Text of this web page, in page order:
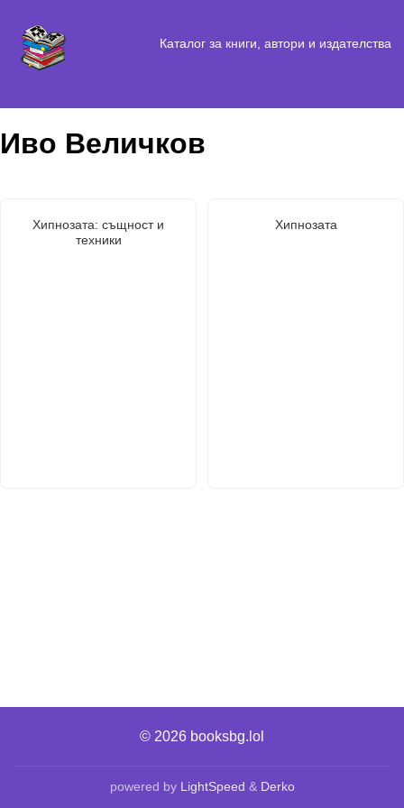
Каталог за книги, автори и издателства
Иво Величков
Хипнозата: същност и
техники
Хипнозата
© 2026 booksbg.lol
powered by LightSpeed & Derko